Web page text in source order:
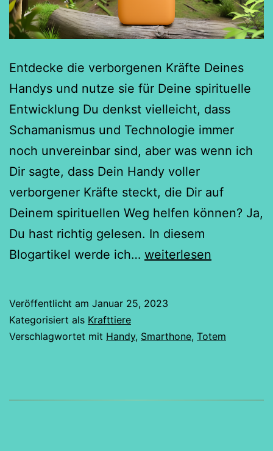
Entdecke die verborgenen Kräfte Deines
Handys und nutze sie für Deine spirituelle
Entwicklung Du denkst vielleicht, dass
Schamanismus und Technologie immer
noch unvereinbar sind, aber was wenn ich
Dir sagte, dass Dein Handy voller
verborgener Kräfte steckt, die Dir auf
Deinem spirituellen Weg helfen können? Ja,
Du hast richtig gelesen. In diesem
Blogartikel werde ich… Das
–
Smartphone
weiterlesen
Veröffentlicht am Januar 25, 2023
Kategorisiert als Krafttiere
Verschlagwortet mit Handy, Smarthone, Totem